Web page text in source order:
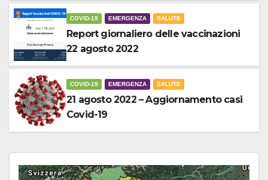
COVID-19 EMERGENZA SALUTE
Report giornaliero delle vaccinazioni
22 agosto 2022
COVID-19 EMERGENZA SALUTE
21 agosto 2022 – Aggiornamento casi
Covid-19